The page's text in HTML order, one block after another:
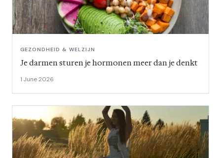
GEZONDHEID & WELZIJN
Je darmen sturen je hormonen meer dan je denkt
1 June 2026